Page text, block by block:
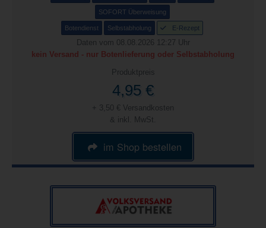
SOFORT Überweisung
Botendienst Selbstabholung E-Rezept
Daten vom 08.08.2026 12:27 Uhr
kein Versand - nur Botenlieferung oder Selbstabholung
Produktpreis
4,95 €
+ 3,50 € Versandkosten
& inkl. MwSt.
im Shop bestellen